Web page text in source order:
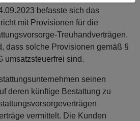
befasste sich das
mit Provisionen für die
Treuhandverträgen.
dass solche Provisionen gemäß §
umsatzsteuerfrei sind.
seinen
deren künftige Bestattung zu
vermittelt. Die Kunden